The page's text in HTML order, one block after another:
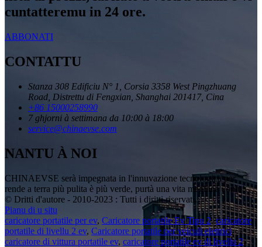
cuntatteremu in 24 ore.
ABBONATI
CONTATTU
Stanza 308 Edificiu N° 1, Corsia 3358 West Pingzhuang
Road, Distrettu di Fengxian, Shanghai 201417, Cina
+86 15000258990
7 ghjorni à settimana da 10:00 à 18:00
service@chinaevse.com
NANTU À NOI
CHINAEVSE serà impegnata in l'innuvazione tecnologica per
rende a terra più pulita è più verde, purtà una vita megliu à l'omu!
© Dritti d'autore - 2010-2023 : Tutti i diritti riservati.
Pianu di u situ
caricatore portatile per ev, Caricatore portatile Ev Tipu 2,caricatore
portatile di livellu 2 ev, Caricatore portatile per veiculi elettrici,
caricatore di vittura portatile ev, caricatore portatile ev di livellu 2,